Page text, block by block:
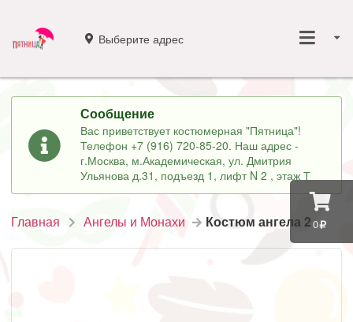
0
Выберите адрес
Сообщение
Вас приветствует костюмерная "Пятница"!
Телефон +7 (916) 720-85-20. Наш адрес -
г.Москва, м.Академическая, ул. Дмитрия
Ульянова д.31, подъезд 1, лифт N 2 , этаж Т
Главная Ангелы и Монахи Костюм ангела 2